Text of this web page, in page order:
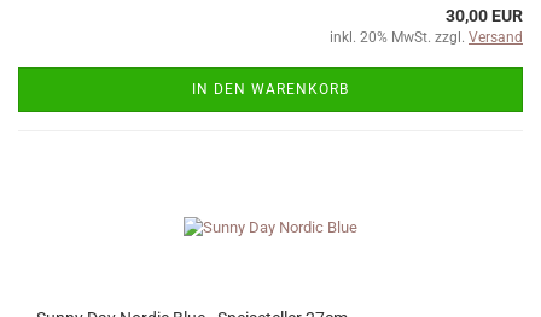
30,00 EUR
inkl. 20% MwSt. zzgl. Versand
IN DEN WARENKORB